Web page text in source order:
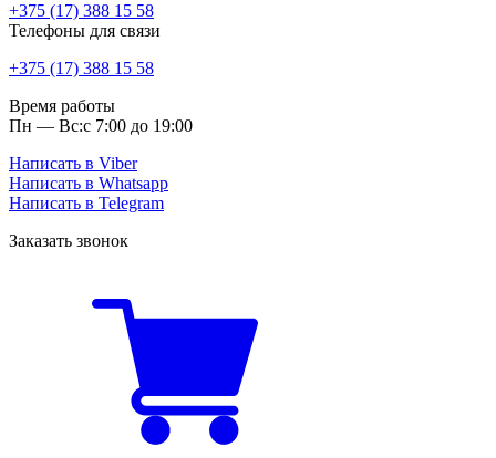
+375 (17) 388 15 58
Телефоны для связи
+375 (17) 388 15 58
Время работы
Пн — Вс:с 7:00 до 19:00
Написать в Viber
Написать в Whatsapp
Написать в Telegram
Заказать звонок